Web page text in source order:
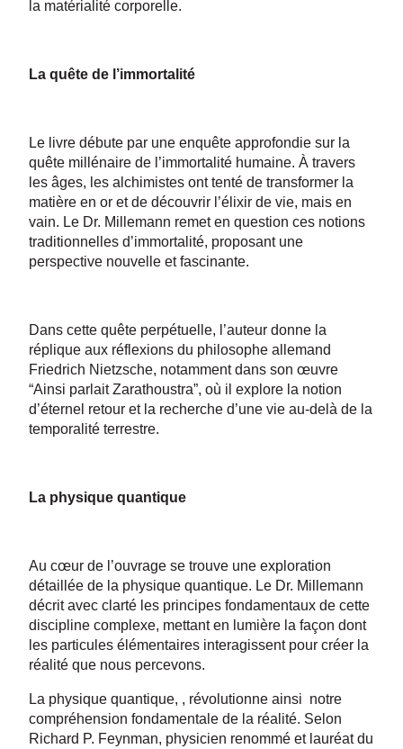
la matérialité corporelle.
La quête de l’immortalité
Le livre débute par une enquête approfondie sur la
quête millénaire de l’immortalité humaine. À travers
les âges, les alchimistes ont tenté de transformer la
matière en or et de découvrir l’élixir de vie, mais en
vain. Le Dr. Millemann remet en question ces notions
traditionnelles d’immortalité, proposant une
perspective nouvelle et fascinante.
Dans cette quête perpétuelle, l’auteur donne la
réplique aux réflexions du philosophe allemand
Friedrich Nietzsche, notamment dans son œuvre
“Ainsi parlait Zarathoustra”, où il explore la notion
d’éternel retour et la recherche d’une vie au-delà de la
temporalité terrestre.
La physique quantique
Au cœur de l’ouvrage se trouve une exploration
détaillée de la physique quantique. Le Dr. Millemann
décrit avec clarté les principes fondamentaux de cette
discipline complexe, mettant en lumière la façon dont
les particules élémentaires interagissent pour créer la
réalité que nous percevons.
La physique quantique, , révolutionne ainsi notre
compréhension fondamentale de la réalité. Selon
Richard P. Feynman, physicien renommé et lauréat du